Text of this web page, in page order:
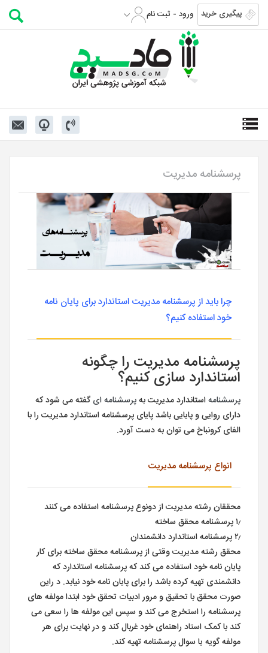
پیگیری خرید ورود - ثبت نام
پرسشنامه مدیریت
چرا باید از پرسشنامه مدیریت استاندارد برای پایان نامه
خود استفاده کنیم؟
پرسشنامه مدیریت را چگونه
استاندارد سازی کنیم؟
پرسشنامهاستاندارد مدیریت بهپرسشنامه ای گفته می شود که
دارای روایی و پایایی باشد پایای پرسشنامه استاندارد مدیریت را با
الفای کرونباخ می توان به دست آورد.
انواع پرسشنامه مدیریت
محققان رشته مدیریت از دونوع پرسشنامه استفاده می کنند
۱٫ پرسشنامه محقق ساخته
۲٫ پرسشنامه استاندارد دانشمندان
محقق رشته مدیریت وقتی از پرسشنامه محقق ساخته برای کار
پایان نامه خود استفاده می کند که پرسشنامه استاندارد که
دانشمندی تهیه کرده باشد را برای پایان نامه خود نیابد. د راین
صورت محقق با تحقیق و مرور ادبیات تحقق خود ابتدا مولفه های
پرسشنامه را استخرج می کند و سپس این مولفه ها را سعی می
کند با کمک استاد راهنمای خود غربال کند و در نهایت برای هر
مولفه گویه یا سوال پرسشنامه تهیه کند.